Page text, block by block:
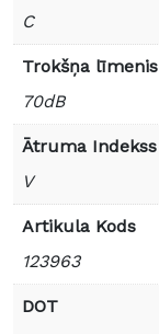
C
Trokšņa līmenis
70dB
Ātruma Indekss
V
Artikula Kods
123963
DOT